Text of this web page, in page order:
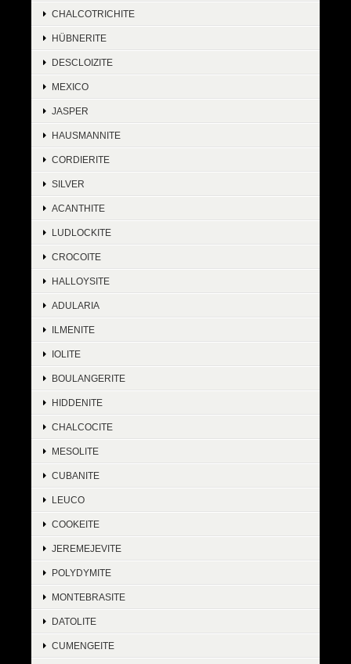
CHALCOTRICHITE
HÜBNERITE
DESCLOIZITE
MEXICO
JASPER
HAUSMANNITE
CORDIERITE
SILVER
ACANTHITE
LUDLOCKITE
CROCOITE
HALLOYSITE
ADULARIA
ILMENITE
IOLITE
BOULANGERITE
HIDDENITE
CHALCOCITE
MESOLITE
CUBANITE
LEUCO
COOKEITE
JEREMEJEVITE
POLYDYMITE
MONTEBRASITE
DATOLITE
CUMENGEITE